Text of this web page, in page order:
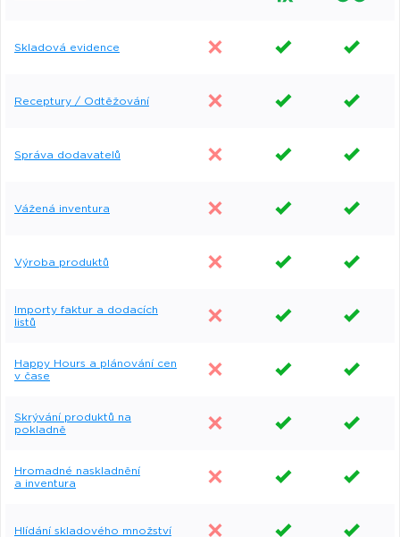
Skladová evidence
Receptury / Odtěžování
Správa dodavatelů
Vážená inventura
Výroba produktů
Importy faktur a dodacích
listů
Happy Hours a plánování cen
v čase
Skrývání produktů na
pokladně
Hromadné naskladnění
a inventura
Hlídání skladového množství